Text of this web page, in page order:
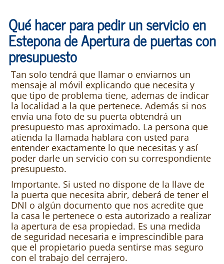
Qué hacer para pedir un servicio en
Estepona de Apertura de puertas con
presupuesto
Tan solo tendrá que llamar o enviarnos un
mensaje al móvil explicando que necesita y
que tipo de problema tiene, ademas de indicar
la localidad a la que pertenece. Además si nos
envía una foto de su puerta obtendrá un
presupuesto mas aproximado. La persona que
atienda la llamada hablara con usted para
entender exactamente lo que necesitas y así
poder darle un servicio con su correspondiente
presupuesto.
Importante. Si usted no dispone de la llave de
la puerta que necesita abrir, deberá de tener el
DNI o algún documento que nos acredite que
la casa le pertenece o esta autorizado a realizar
la apertura de esa propiedad. Es una medida
de seguridad necesaria e imprescindible para
que el propietario pueda sentirse mas seguro
con el trabajo del cerrajero.